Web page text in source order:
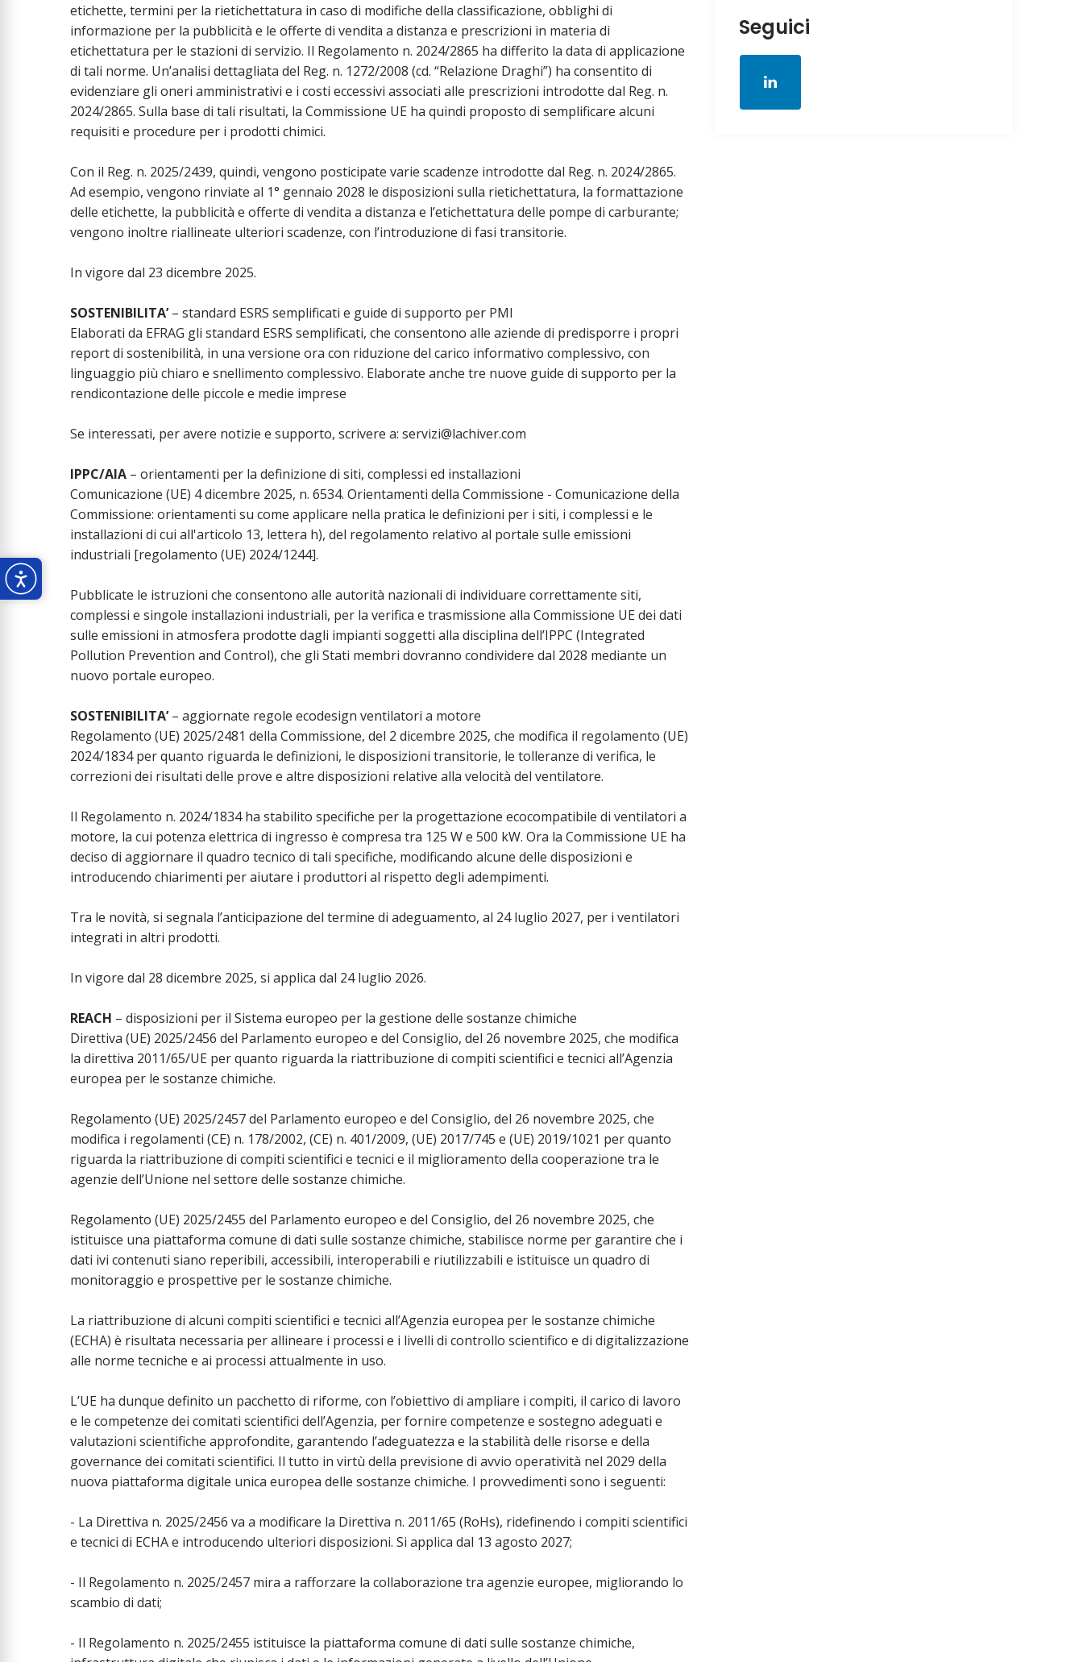
etichette, termini per la rietichettatura in caso di modifiche della classificazione, obblighi di
informazione per la pubblicità e le offerte di vendita a distanza e prescrizioni in materia di
etichettatura per le stazioni di servizio. Il Regolamento n. 2024/2865 ha differito la data di applicazione
di tali norme. Un’analisi dettagliata del Reg. n. 1272/2008 (cd. “Relazione Draghi”) ha consentito di
evidenziare gli oneri amministrativi e i costi eccessivi associati alle prescrizioni introdotte dal Reg. n.
2024/2865. Sulla base di tali risultati, la Commissione UE ha quindi proposto di semplificare alcuni
requisiti e procedure per i prodotti chimici.
Con il Reg. n. 2025/2439, quindi, vengono posticipate varie scadenze introdotte dal Reg. n. 2024/2865.
Ad esempio, vengono rinviate al 1° gennaio 2028 le disposizioni sulla rietichettatura, la formattazione
delle etichette, la pubblicità e offerte di vendita a distanza e l’etichettatura delle pompe di carburante;
vengono inoltre riallineate ulteriori scadenze, con l’introduzione di fasi transitorie.
In vigore dal 23 dicembre 2025.
SOSTENIBILITA’– standard ESRS semplificati e guide di supporto per PMI
Elaborati da EFRAG gli standard ESRS semplificati, che consentono alle aziende di predisporre i propri
report di sostenibilità, in una versione ora con riduzione del carico informativo complessivo, con
linguaggio più chiaro e snellimento complessivo. Elaborate anche tre nuove guide di supporto per la
rendicontazione delle piccole e medie imprese
Se interessati, per avere notizie e supporto, scrivere a: servizi@lachiver.com
IPPC/AIA – orientamenti per la definizione di siti, complessi ed installazioni
Comunicazione (UE) 4 dicembre 2025, n. 6534. Orientamenti della Commissione - Comunicazione della
Commissione: orientamenti su come applicare nella pratica le definizioni per i siti, i complessi e le
installazioni di cui all'articolo 13, lettera h), del regolamento relativo al portale sulle emissioni
industriali [regolamento (UE) 2024/1244].
Pubblicate le istruzioni che consentono alle autorità nazionali di individuare correttamente siti,
complessi e singole installazioni industriali, per la verifica e trasmissione alla Commissione UE dei dati
sulle emissioni in atmosfera prodotte dagli impianti soggetti alla disciplina dell’IPPC (Integrated
Pollution Prevention and Control), che gli Stati membri dovranno condividere dal 2028 mediante un
nuovo portale europeo.
SOSTENIBILITA’– aggiornate regole ecodesign ventilatori a motore
Regolamento (UE) 2025/2481 della Commissione, del 2 dicembre 2025, che modifica il regolamento (UE)
2024/1834 per quanto riguarda le definizioni, le disposizioni transitorie, le tolleranze di verifica, le
correzioni dei risultati delle prove e altre disposizioni relative alla velocità del ventilatore.
Il Regolamento n. 2024/1834 ha stabilito specifiche per la progettazione ecocompatibile di ventilatori a
motore, la cui potenza elettrica di ingresso è compresa tra 125 W e 500 kW. Ora la Commissione UE ha
deciso di aggiornare il quadro tecnico di tali specifiche, modificando alcune delle disposizioni e
introducendo chiarimenti per aiutare i produttori al rispetto degli adempimenti.
Tra le novità, si segnala l’anticipazione del termine di adeguamento, al 24 luglio 2027, per i ventilatori
integrati in altri prodotti.
In vigore dal 28 dicembre 2025, si applica dal 24 luglio 2026.
REACH – disposizioni per il Sistema europeo per la gestione delle sostanze chimiche
Direttiva (UE) 2025/2456 del Parlamento europeo e del Consiglio, del 26 novembre 2025, che modifica
la direttiva 2011/65/UE per quanto riguarda la riattribuzione di compiti scientifici e tecnici all’Agenzia
europea per le sostanze chimiche.
Regolamento (UE) 2025/2457 del Parlamento europeo e del Consiglio, del 26 novembre 2025, che
modifica i regolamenti (CE) n. 178/2002, (CE) n. 401/2009, (UE) 2017/745 e (UE) 2019/1021 per quanto
riguarda la riattribuzione di compiti scientifici e tecnici e il miglioramento della cooperazione tra le
agenzie dell’Unione nel settore delle sostanze chimiche.
Regolamento (UE) 2025/2455 del Parlamento europeo e del Consiglio, del 26 novembre 2025, che
istituisce una piattaforma comune di dati sulle sostanze chimiche, stabilisce norme per garantire che i
dati ivi contenuti siano reperibili, accessibili, interoperabili e riutilizzabili e istituisce un quadro di
monitoraggio e prospettive per le sostanze chimiche.
La riattribuzione di alcuni compiti scientifici e tecnici all’Agenzia europea per le sostanze chimiche
(ECHA) è risultata necessaria per allineare i processi e i livelli di controllo scientifico e di digitalizzazione
alle norme tecniche e ai processi attualmente in uso.
L’UE ha dunque definito un pacchetto di riforme, con l’obiettivo di ampliare i compiti, il carico di lavoro
e le competenze dei comitati scientifici dell’Agenzia, per fornire competenze e sostegno adeguati e
valutazioni scientifiche approfondite, garantendo l’adeguatezza e la stabilità delle risorse e della
governance dei comitati scientifici. Il tutto in virtù della previsione di avvio operatività nel 2029 della
nuova piattaforma digitale unica europea delle sostanze chimiche. I provvedimenti sono i seguenti:
- La Direttiva n. 2025/2456 va a modificare la Direttiva n. 2011/65 (RoHs), ridefinendo i compiti scientifici
e tecnici di ECHA e introducendo ulteriori disposizioni. Si applica dal 13 agosto 2027;
- Il Regolamento n. 2025/2457 mira a rafforzare la collaborazione tra agenzie europee, migliorando lo
scambio di dati;
- Il Regolamento n. 2025/2455 istituisce la piattaforma comune di dati sulle sostanze chimiche,
Seguici